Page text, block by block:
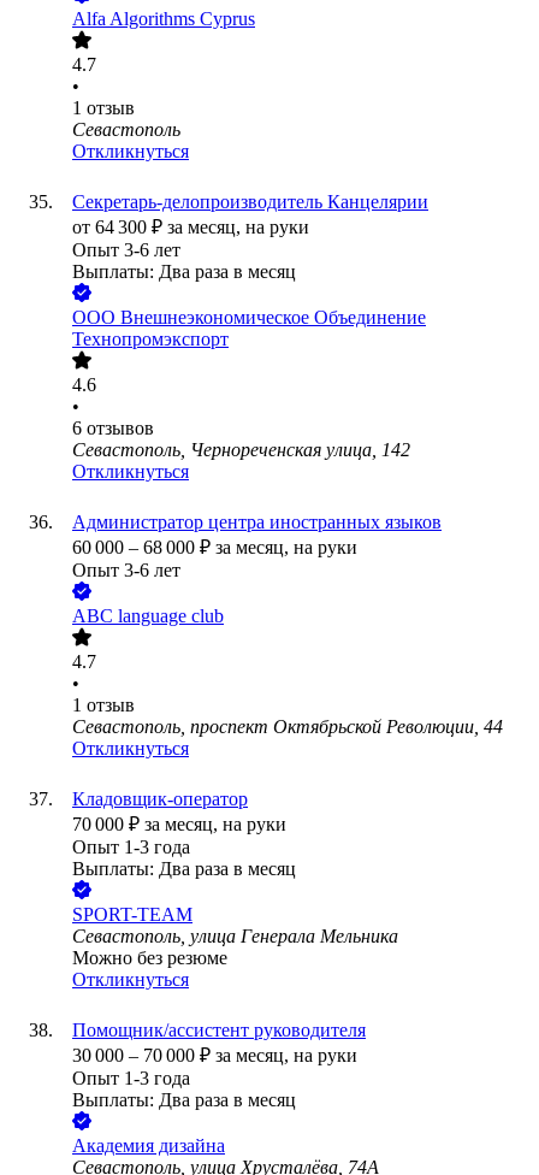
Alfa Algorithms Cyprus
4.7
•
1 отзыв
Севастополь
Откликнуться
Секретарь-делопроизводитель Канцелярии
от 64 300 ₽ за месяц, на руки
Опыт 3-6 лет
Выплаты: Два раза в месяц
ООО Внешнеэкономическое Объединение
Технопромэкспорт
4.6
•
6 отзывов
Севастополь, Чернореченская улица, 142
Откликнуться
Администратор центра иностранных языков
60 000 – 68 000 ₽ за месяц, на руки
Опыт 3-6 лет
ABC language club
4.7
•
1 отзыв
Севастополь, проспект Октябрьской Революции, 44
Откликнуться
Кладовщик-оператор
70 000 ₽ за месяц, на руки
Опыт 1-3 года
Выплаты: Два раза в месяц
SPORT-TEAM
Севастополь, улица Генерала Мельника
Можно без резюме
Откликнуться
Помощник/ассистент руководителя
30 000 – 70 000 ₽ за месяц, на руки
Опыт 1-3 года
Выплаты: Два раза в месяц
Академия дизайна
Севастополь, улица Хрусталёва, 74А